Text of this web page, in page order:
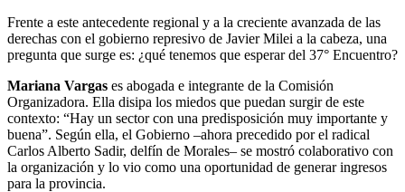
Frente a este antecedente regional y a la creciente avanzada de las
derechas con el gobierno represivo de Javier Milei a la cabeza, una
pregunta que surge es: ¿qué tenemos que esperar del 37° Encuentro?
Mariana Vargas es abogada e integrante de la Comisión
Organizadora. Ella disipa los miedos que puedan surgir de este
contexto: “Hay un sector con una predisposición muy importante y
buena”. Según ella, el Gobierno –ahora precedido por el radical
Carlos Alberto Sadir, delfín de Morales– se mostró colaborativo con
la organización y lo vio como una oportunidad de generar ingresos
para la provincia.